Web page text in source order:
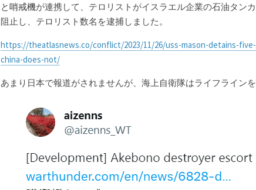
と哨戒機が連携して、テロリストがイスラエル企業の石油タン
阻止し、テロリスト数名を逮捕しました。
https://theatlasnews.co/conflict/2023/11/26/uss-mason-detains-
china-does-not/
あまり日本で報道がされませんが、海上自衛隊はライフライン